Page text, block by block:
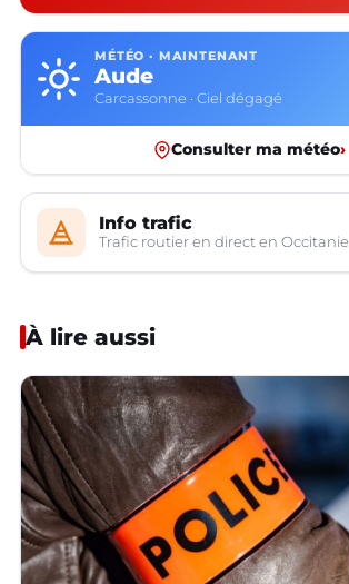
MÉTÉO · MAINTENANT
Aude
Carcassonne · Ciel dégagé
Consulter ma météo›
Info trafic
Trafic routier en direct en Occitanie
À lire aussi